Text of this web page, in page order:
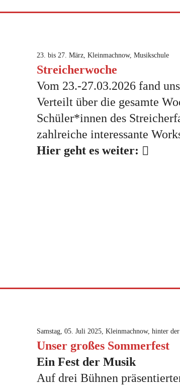
23. bis 27. März, Kleinmachnow, Musikschule
Streicherwoche
Vom 23.-27.03.2026 fand
Verteilt über die gesamte
Schüler*innen des
zahlreiche interessante
Hier geht es weiter:
Samstag, 05. Juli 2025, Kleinmachnow, hinter
Unser großes Sommerfest
Ein Fest der Musik
Auf drei Bühnen